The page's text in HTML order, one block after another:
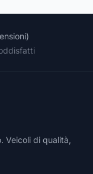
Veicoli di qualità,